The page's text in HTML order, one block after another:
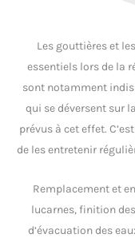
Les gouttières et
essentiels lors de la
sont notamment
qui se déversent sur
prévus à cet effet.
de les entretenir
Remplacement et
lucarnes, finition
d’évacuation des